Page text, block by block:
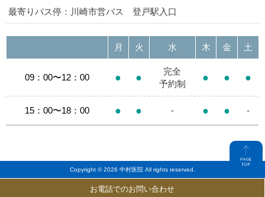
最寄りバス停：川崎市営バス 登戸駅入口
月 火 水 木 金 土
09：00〜12：00 ● ●
完全
予約制
● ● ●
15：00〜18：00 ● ● - ● ● -
お電話でのお問い合わせ
Copyright © 2026 中村医院 All rights reserved.